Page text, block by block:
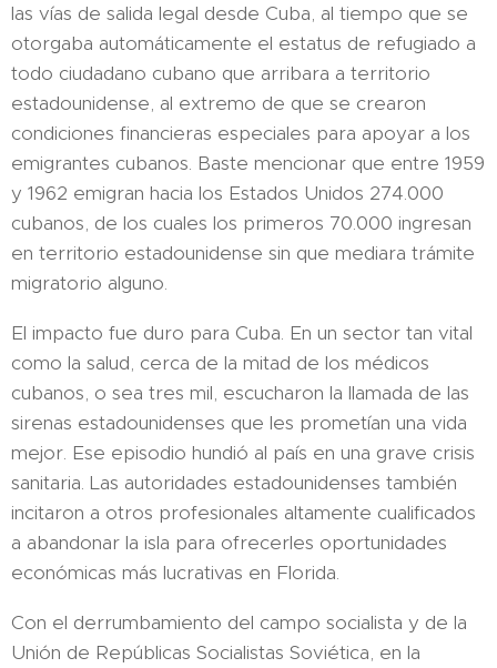
las vías de salida legal desde Cuba, al tiempo que se
otorgaba automáticamente el estatus de refugiado a
todo ciudadano cubano que arribara a territorio
estadounidense, al extremo de que se crearon
condiciones financieras especiales para apoyar a los
emigrantes cubanos. Baste mencionar que entre 1959
y 1962 emigran hacia los Estados Unidos 274.000
cubanos, de los cuales los primeros 70.000 ingresan
en territorio estadounidense sin que mediara trámite
migratorio alguno.
El impacto fue duro para Cuba. En un sector tan vital
como la salud, cerca de la mitad de los médicos
cubanos, o sea tres mil, escucharon la llamada de las
sirenas estadounidenses que les prometían una vida
mejor. Ese episodio hundió al país en una grave crisis
sanitaria. Las autoridades estadounidenses también
incitaron a otros profesionales altamente cualificados
a abandonar la isla para ofrecerles oportunidades
económicas más lucrativas en Florida.
Con el derrumbamiento del campo socialista y de la
Unión de Repúblicas Socialistas Soviética, en la